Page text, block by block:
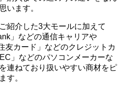
います。
紹介した3大モールに加えて
」などの通信キャリアや
友カード」などのクレジットカ
」などのパソコンメーカーな
連ねており扱いやすい商材をピ
す。